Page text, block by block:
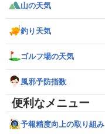
山の天気
釣り天気
ゴルフ場の天気
風邪予防指数
便利なメニュー
予報精度向上の取り組み